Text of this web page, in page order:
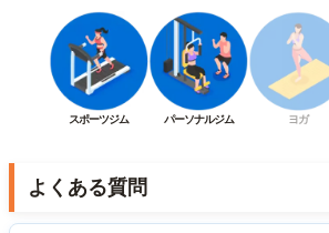
スポーツジム パーソナルジム ヨガ
よくある質問